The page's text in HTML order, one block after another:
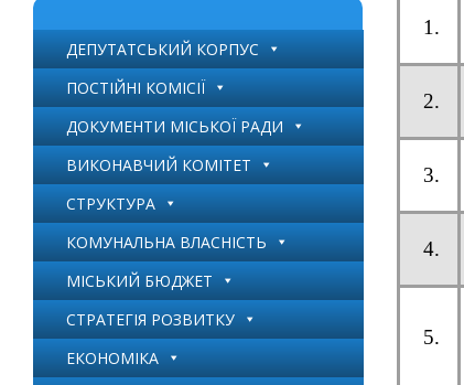
1.
2.
3.
4.
5.
ДЕПУТАТСЬКИЙ КОРПУС
ПОСТІЙНІ КОМІСІЇ
ДОКУМЕНТИ МІСЬКОЇ РАДИ
ВИКОНАВЧИЙ КОМІТЕТ
СТРУКТУРА
КОМУНАЛЬНА ВЛАСНІСТЬ
МІСЬКИЙ БЮДЖЕТ
СТРАТЕГІЯ РОЗВИТКУ
ЕКОНОМІКА